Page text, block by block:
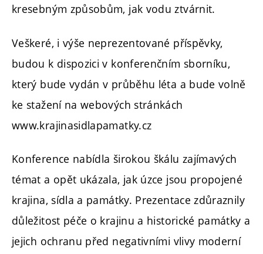
kresebným způsobům, jak vodu ztvárnit.
Veškeré, i výše neprezentované příspěvky,
budou k dispozici v konferenčním sborníku,
který bude vydán v průběhu léta a bude volně
ke stažení na webových stránkách
www.krajinasidlapamatky.cz
Konference nabídla širokou škálu zajímavých
témat a opět ukázala, jak úzce jsou propojené
krajina, sídla a památky. Prezentace zdůraznily
důležitost péče o krajinu a historické památky a
jejich ochranu před negativními vlivy moderní